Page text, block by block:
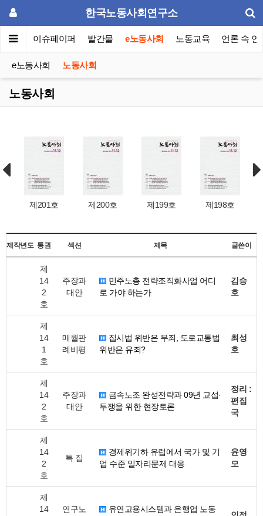
한국노동사회연구소
포럼 이슈페이퍼 발간물 e노동사회 노동교육 언론 속 연
e노동사회 노동사회
노동사회
제201호 제200호 제199호 제198호
제작년도 통권 섹션 제목 글쓴이
제
14
2
호
주장과
대안
민주노총 전략조직화사업 어디
로 가야 하는가
김승
호
제
14
1
호
매월판
례비평
집시법 위반은 무죄, 도로교통법
위반은 유죄?
최성
호
제
14
2
호
주장과
대안
금속노조 완성전략과 09년 교섭·
투쟁을 위한 현장토론
정리 :
편집
국
제
14
2
호
특 집
경제위기하 유럽에서 국가 및 기
업 수준 일자리문제 대응
윤영
모
제
14
연구노
유연고용시스템과 은행업 노동